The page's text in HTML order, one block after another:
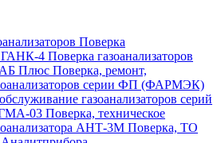
Поверка
ГАНК-4 Поверка газоанализаторов
Плюс Поверка, ремонт,
серии ФП (ФАРМЭК)
газоанализаторов серий
03 Поверка, техническое
АНТ-3М Поверка, ТО